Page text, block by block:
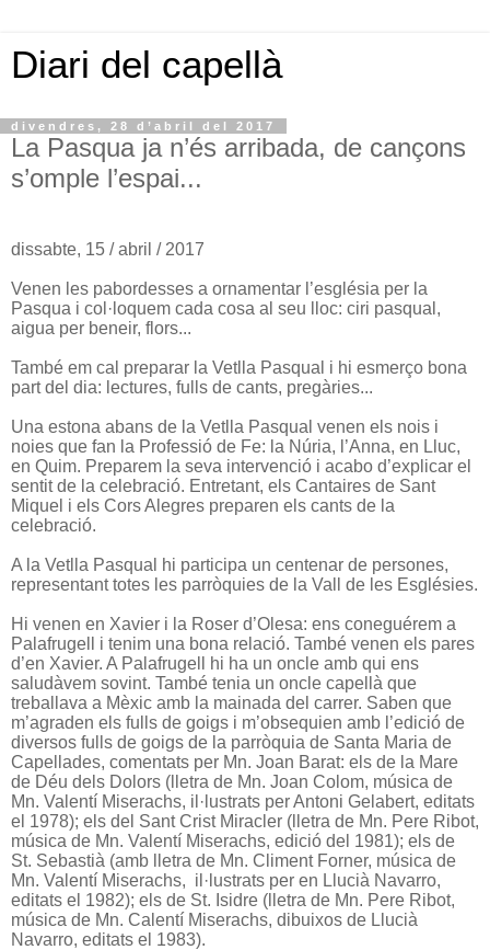
Diari del capellà
divendres, 28 d’abril del 2017
La Pasqua ja n’és arribada, de cançons
s’omple l’espai...
dissabte, 15 / abril / 2017
Venen les pabordesses a ornamentar l’església per la
Pasqua i col·loquem cada cosa al seu lloc: ciri pasqual,
aigua per beneir, flors...
També em cal preparar la Vetlla Pasqual i hi esmerço bona
part del dia: lectures, fulls de cants, pregàries...
Una estona abans de la Vetlla Pasqual venen els nois i
noies que fan la Professió de Fe: la Núria, l’Anna, en Lluc,
en Quim. Preparem la seva intervenció i acabo d’explicar el
sentit de la celebració. Entretant, els Cantaires de Sant
Miquel i els Cors Alegres preparen els cants de la
celebració.
A la Vetlla Pasqual hi participa un centenar de persones,
representant totes les parròquies de la Vall de les Esglésies.
Hi venen en Xavier i la Roser d’Olesa: ens coneguérem a
Palafrugell i tenim una bona relació. També venen els pares
d’en Xavier. A Palafrugell hi ha un oncle amb qui ens
saludàvem sovint. També tenia un oncle capellà que
treballava a Mèxic amb la mainada del carrer. Saben que
m’agraden els fulls de goigs i m’obsequien amb l’edició de
diversos fulls de goigs de la parròquia de Santa Maria de
Capellades, comentats per Mn. Joan Barat: els de la Mare
de Déu dels Dolors (lletra de Mn. Joan Colom, música de
Mn. Valentí Miserachs, il·lustrats per Antoni Gelabert, editats
el 1978); els del Sant Crist Miracler (lletra de Mn. Pere Ribot,
música de Mn. Valentí Miserachs, edició del 1981); els de
St. Sebastià (amb lletra de Mn. Climent Forner, música de
Mn. Valentí Miserachs, il·lustrats per en Llucià Navarro,
editats el 1982); els de St. Isidre (lletra de Mn. Pere Ribot,
música de Mn. Calentí Miserachs, dibuixos de Llucià
Navarro, editats el 1983).